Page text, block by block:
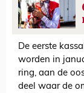
De eerste
worden in
ring, aan de
deel waar de